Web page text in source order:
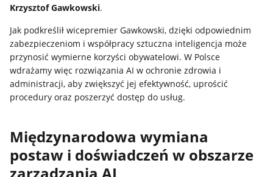
Krzysztof Gawkowski.
Jak podkreślił wicepremier Gawkowski, dzięki odpowiednim
zabezpieczeniom i współpracy sztuczna inteligencja może
przynosić wymierne korzyści obywatelowi. W Polsce
wdrażamy więc rozwiązania AI w ochronie zdrowia i
administracji, aby zwiększyć jej efektywność, uprościć
procedury oraz poszerzyć dostęp do usług.
Międzynarodowa wymiana
postaw i doświadczeń w obszarze